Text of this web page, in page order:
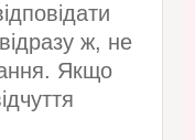
ж, не
Якщо